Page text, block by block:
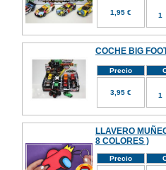
1,95 €
COCHE BIG
Precio
3,95 €
LLAVERO
8 COLORES )
Precio